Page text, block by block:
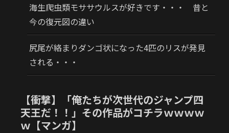
海生爬虫類モササウルスが好きです・・・ 昔と
今の復元図の違い
尻尾が絡まりダンゴ状になった4匹のリスが発見
される・・・
【衝撃】「俺たちが次世代のジャンプ四
天王だ！！」その作品がコチラｗｗｗｗ
ｗ【マンガ】